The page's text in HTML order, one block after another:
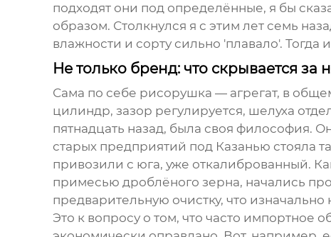
подходят они под определённые, я бы
образом. Столкнулся я с этим лет семь
влажности и сорту сильно 'плавало'. Тогда
Не только бренд: что скрывается за
Сама по себе рисорушка — агрегат, в
цилиндр, зазор регулируется, шелуха
пятнадцать назад, была своя философия.
старых предприятий под Казанью стояла
привозили с юга, уже откалиброванный.
примесью дроблёного зерна, начались
предварительную очистку, что
Это к вопросу о том, что часто импортное